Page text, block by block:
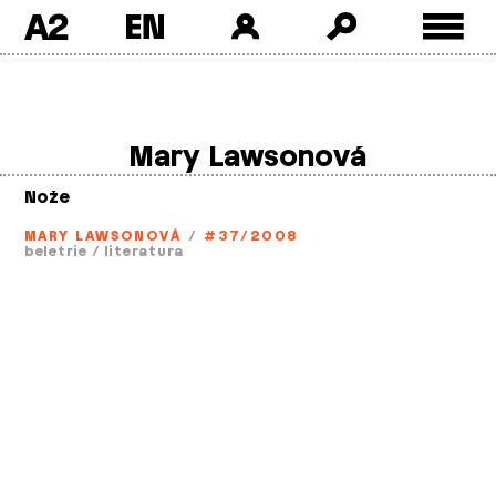
A2
Mary Lawsonová
Nože
MARY LAWSONOVÁ / #37/2008
beletrie / literatura